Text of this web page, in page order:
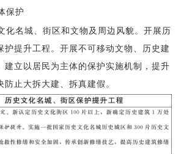
保护
化名城、街区和文物及周边风貌。开展历
护提升工程。开展不可移动文物、历史建
建立以居民为主体的保护实施机制，提升
防止大拆大建、拆真建假。